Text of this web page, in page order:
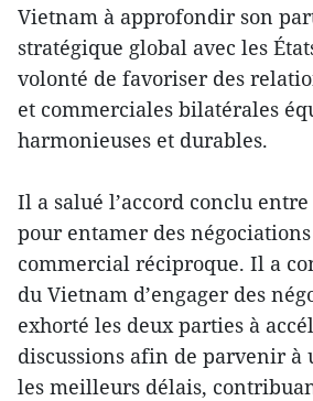
Vietnam à approfondir son
stratégique global avec les
volonté de favoriser des
et commerciales bilatérales
harmonieuses et durables.
Il a salué l’accord conclu
pour entamer des
commercial réciproque. Il a
du Vietnam d’engager des
exhorté les deux parties à
discussions afin de parvenir à
les meilleurs délais,